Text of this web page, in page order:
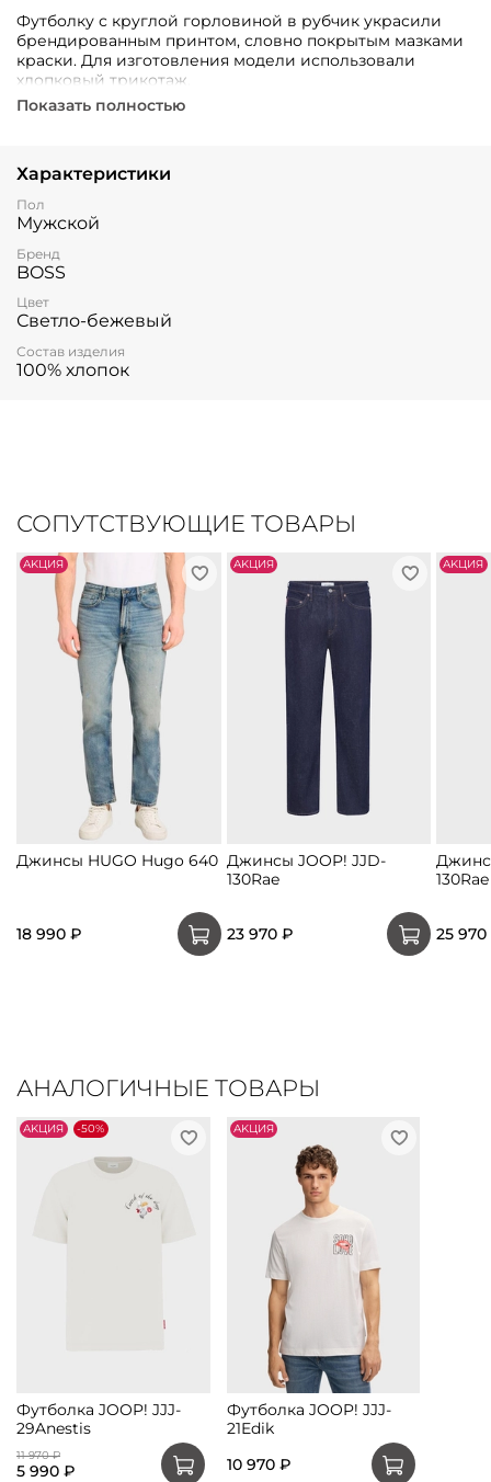
Футболку с круглой горловиной в рубчик украсили
брендированным принтом, словно покрытым мазками
краски. Для изготовления модели использовали
хлопковый трикотаж.
Показать полностью
Характеристики
Пол
Мужской
Бренд
BOSS
Цвет
Светло-бежевый
Состав изделия
100% хлопок
СОПУТСТВУЮЩИЕ ТОВАРЫ
АKЦИЯ
Джинсы HUGO Hugo 640
18 990 ₽
АKЦИЯ
Джинсы JOOP! JJD-
130Rae
23 970 ₽
АKЦИЯ
130Rae
25
АНАЛОГИЧНЫЕ ТОВАРЫ
АKЦИЯ -50%
Футболка JOOP! JJJ-
29Anestis
11 970 ₽
5 990 ₽
АKЦИЯ
Футболка JOOP! JJJ-
21Edik
10 970 ₽